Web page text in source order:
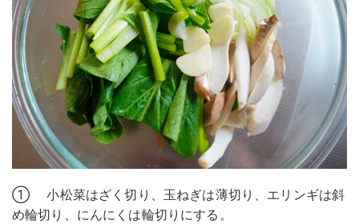
① 小松菜はざく切り、玉ねぎは薄切り、エリンギは斜
め輪切り、にんにくは輪切りにする。